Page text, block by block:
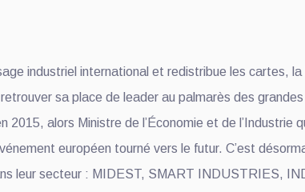
industriel international et redistribue les cartes,
sa place de leader au palmarès des
2015, alors Ministre de l’Économie et de l’Industrie
européen tourné vers le futur. C’est
leur secteur : MIDEST, SMART INDUSTRIES,